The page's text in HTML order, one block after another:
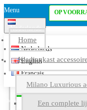
Menu
Nederlands
Nederlands
English
Français
Home
Kledingkast
Milano Luxurious
Een complete
OP